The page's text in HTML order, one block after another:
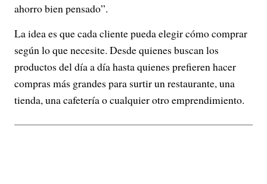
ahorro bien pensado”.
La idea es que cada cliente pueda elegir cómo comprar
según lo que necesite. Desde quienes buscan los
productos del día a día hasta quienes prefieren hacer
compras más grandes para surtir un restaurante, una
tienda, una cafetería o cualquier otro emprendimiento.